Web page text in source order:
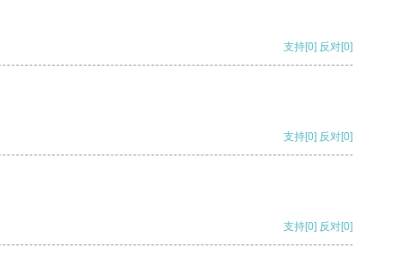
支持[0] 反对[0]
支持[0] 反对[0]
支持[0] 反对[0]